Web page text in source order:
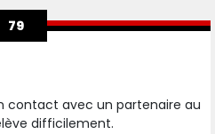
79
contact avec un partenaire au
difficilement.